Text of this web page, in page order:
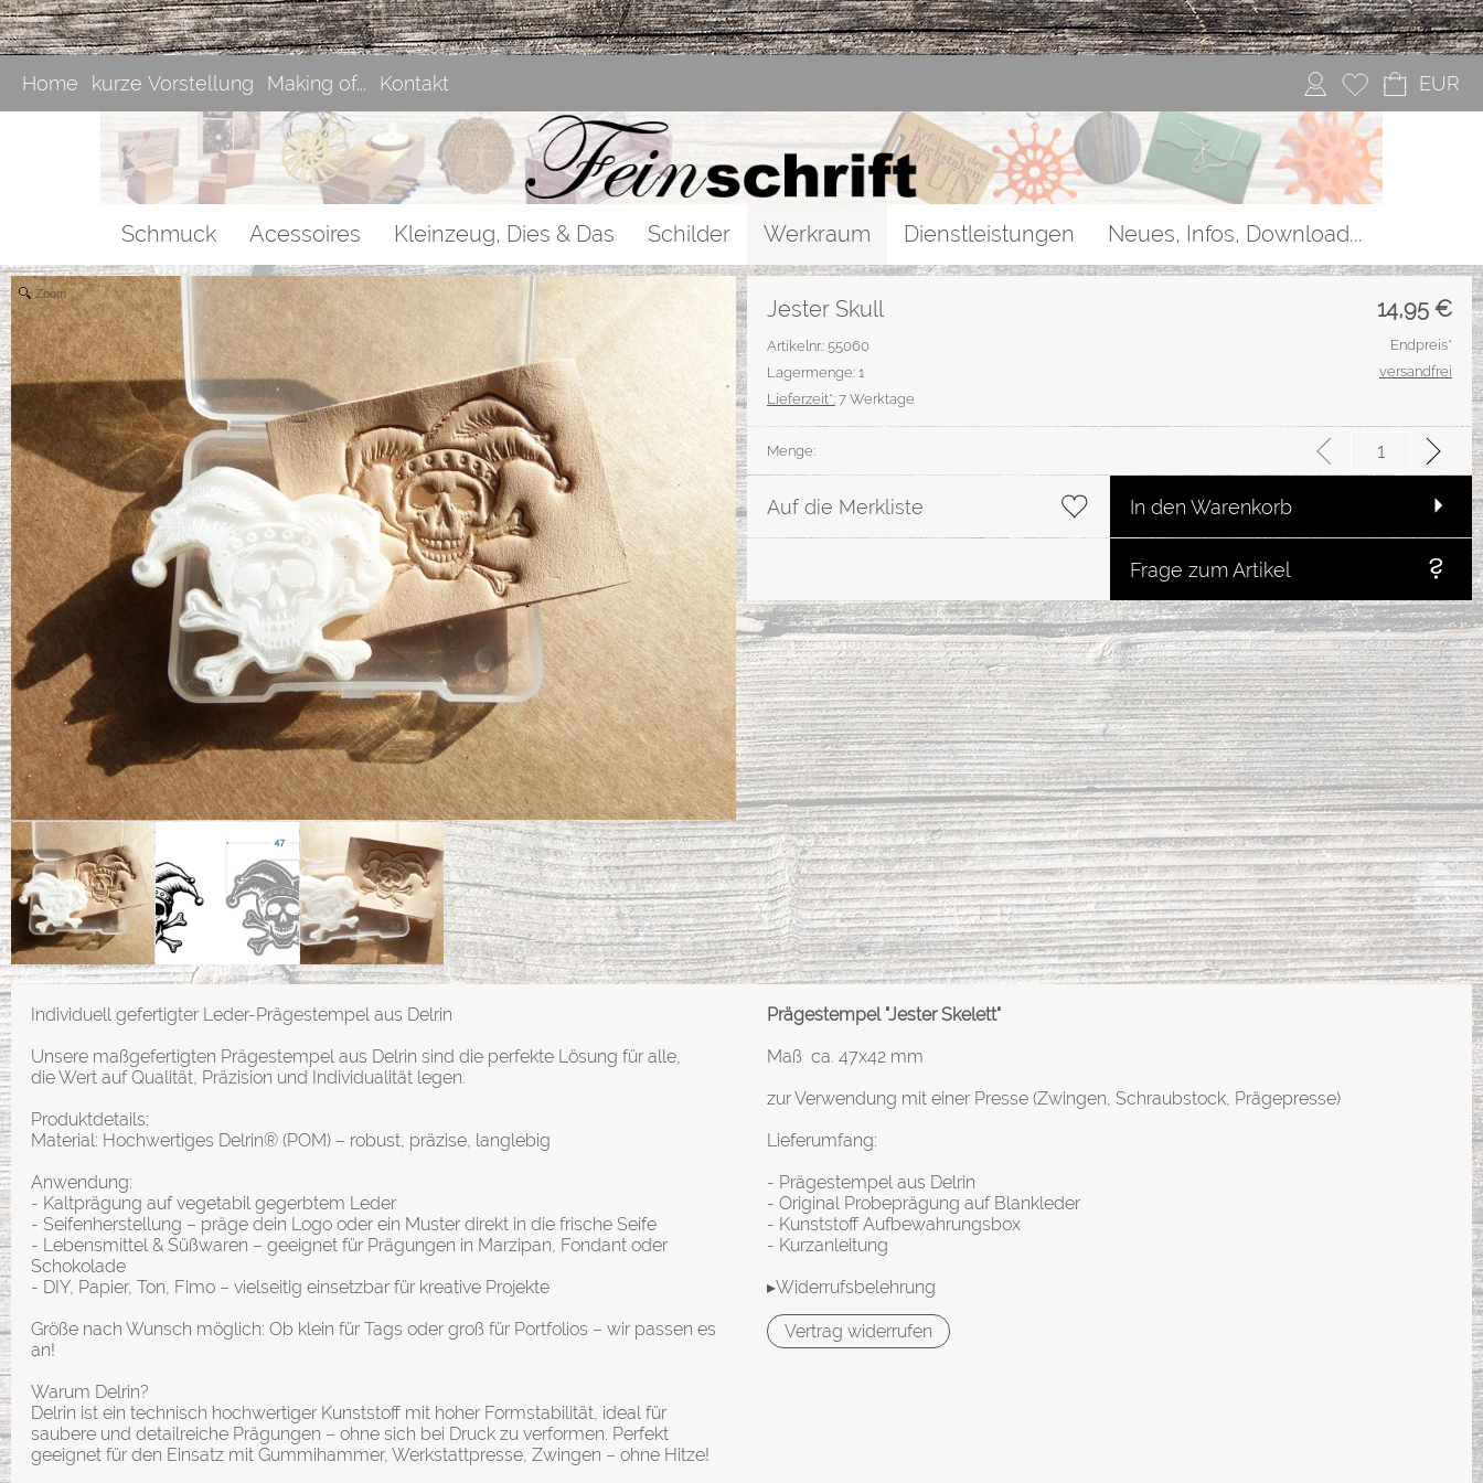
Home kurze Vorstellung Making of... Kontakt EUR
Schmuck Acessoires Kleinzeug, Dies & Das Schilder Werkraum Dienstleistungen Neues, Infos, Download...
Zoom
14,95 €
Jester Skull
Artikelnr.: 55060
Lagermenge: 1
Lieferzeit*: 7 Werktage
Endpreis*
versandfrei
Menge:
Auf die Merkliste In den Warenkorb
Frage zum Artikel
Individuell gefertigter Leder-Prägestempel aus Delrin
Unsere maßgefertigten Prägestempel aus Delrin sind die perfekte Lösung für alle,
die Wert auf Qualität, Präzision und Individualität legen.
Produktdetails:
Material: Hochwertiges Delrin® (POM) – robust, präzise, langlebig
Anwendung:
- Kaltprägung auf vegetabil gegerbtem Leder
- Seifenherstellung – präge dein Logo oder ein Muster direkt in die frische Seife
- Lebensmittel & Süßwaren – geeignet für Prägungen in Marzipan, Fondant oder
Schokolade
- DIY, Papier, Ton, Fimo – vielseitig einsetzbar für kreative Projekte
Größe nach Wunsch möglich: Ob klein für Tags oder groß für Portfolios – wir passen es
an!
Warum Delrin?
Delrin ist ein technisch hochwertiger Kunststoff mit hoher Formstabilität, ideal für
saubere und detailreiche Prägungen – ohne sich bei Druck zu verformen. Perfekt
geeignet für den Einsatz mit Gummihammer, Werkstattpresse, Zwingen – ohne Hitze!
Prägestempel "Jester Skelett"
Maß ca. 47x42 mm
zur Verwendung mit einer Presse (Zwingen, Schraubstock, Prägepresse)
Lieferumfang:
- Prägestempel aus Delrin
- Original Probeprägung auf Blankleder
- Kunststoff Aufbewahrungsbox
- Kurzanleitung
▸Widerrufsbelehrung
Vertrag widerrufen